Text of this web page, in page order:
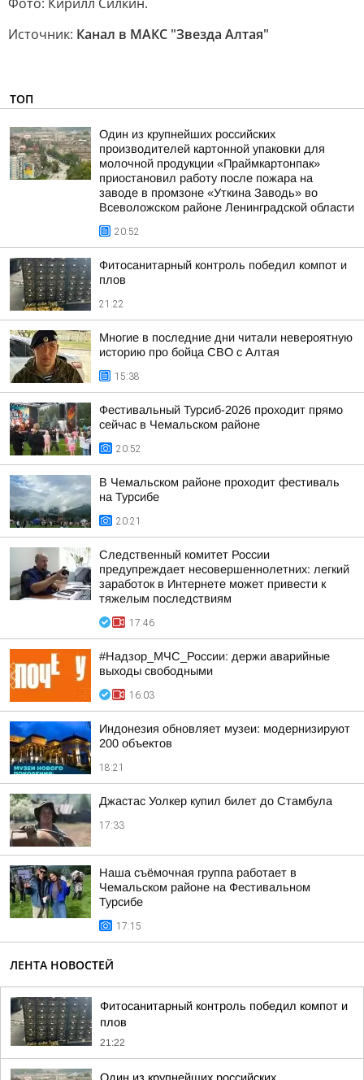
Источник: Канал в МАКС "Звезда Алтая"
ТОП
Один из крупнейших российских
производителей картонной упаковки для
молочной продукции «Праймкартонпак»
приостановил работу после пожара на
заводе в промзоне «Уткина Заводь» во
Всеволожском районе Ленинградской области
20:52
Фитосанитарный контроль победил компот и
плов
21:22
Многие в последние дни читали невероятную
историю про бойца СВО с Алтая
15:38
Фестивальный Турсиб-2026 проходит прямо
сейчас в Чемальском районе
20:52
В Чемальском районе проходит фестиваль
на Турсибе
20:21
Следственный комитет России
предупреждает несовершеннолетних: легкий
заработок в Интернете может привести к
тяжелым последствиям
17:46
#Надзор_МЧС_России: держи аварийные
выходы свободными
16:03
Индонезия обновляет музеи: модернизируют
200 объектов
18:21
Джастас Уолкер купил билет до Стамбула
17:33
Наша съёмочная группа работает в
Чемальском районе на Фестивальном
Турсибе
17:15
ЛЕНТА НОВОСТЕЙ
Фитосанитарный контроль победил компот и
плов
21:22